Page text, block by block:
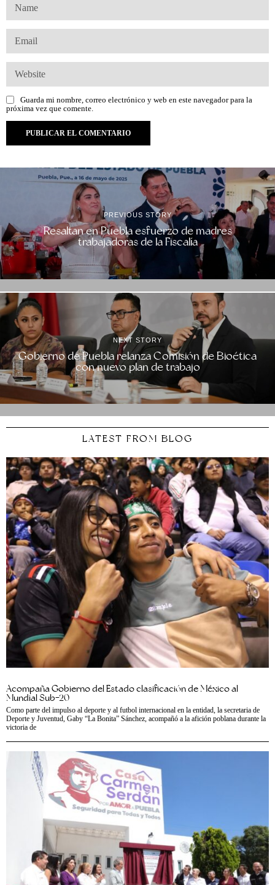
Guarda mi nombre, correo electrónico y web en este navegador para la
próxima vez que comente.
PREVIOUS STORY
Resaltan en Puebla esfuerzo de madres
trabajadoras de la Fiscalía
NEXT STORY
Gobierno de Puebla relanza Comisión de Bioética
con nuevo plan de trabajo
LATEST FROM BLOG
Acompaña Gobierno del Estado clasificación de México al
Mundial Sub-20
Como parte del impulso al deporte y al futbol internacional en la entidad, la secretaria de
Deporte y Juventud, Gaby “La Bonita” Sánchez, acompañó a la afición poblana durante la
victoria de